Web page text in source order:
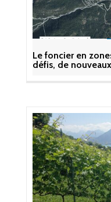
Le foncier en
défis, de